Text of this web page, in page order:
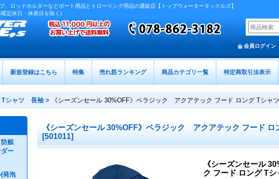
、ロッドホルダーなどボート用品とトローリング用品の通販店【トップウォータータックルズ】
曜定休日・休業日を除く)
会員ログイン
新規登録はこちら 特集 売れ筋ランキング 商品カテゴリ一覧 特定商取引法表示
Tシャツ 長袖 > 《シーズンセール 30%OFF》ペラジック アクアテック フード ロング Tシャ
舷
ー
発泡
《シーズンセール 30%OFF》ペラジック アクアテック フード ロ
[501011]
《シーズンセール
ク フード ロング T